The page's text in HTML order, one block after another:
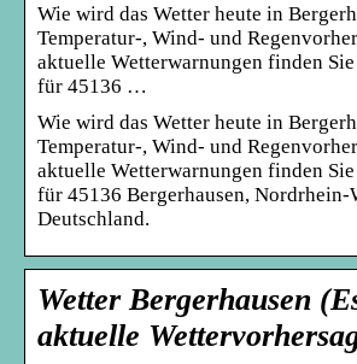
Wie wird das Wetter heute in
Temperatur-, Wind- und
aktuelle Wetterwarnungen finden
für 45136 …
Wie wird das Wetter heute in
Temperatur-, Wind- und
aktuelle Wetterwarnungen finden
für 45136 Bergerhausen, Nordrhein-
Deutschland.
Wetter Bergerhausen
aktuelle